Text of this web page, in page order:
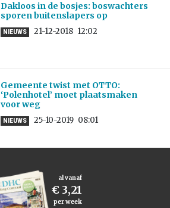
Dakloos in de bosjes: boswachters
sporen buitenslapers op
NIEUWS 21-12-2018 12:02
Gemeente twist met OTTO:
‘Polenhotel’ moet plaatsmaken
voor weg
NIEUWS 25-10-2019 08:01
al vanaf
€ 3,21
per week